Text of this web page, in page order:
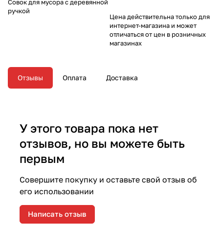
Совок для мусора с деревянной
ручкой
Цена действительна только для
интернет-магазина и может
отличаться от цен в розничных
магазинах
Отзывы Оплата Доставка
У этого товара пока нет
отзывов, но вы можете быть
первым
Совершите покупку и оставьте свой отзыв об
его использовании
Написать отзыв